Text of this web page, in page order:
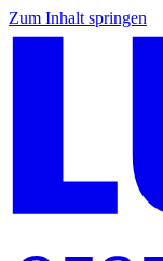
Zum Inhalt springen